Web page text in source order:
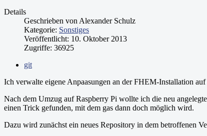
Details
Geschrieben von Alexander Schulz
Kategorie: Sonstiges
Veröffentlicht: 10. Oktober 2013
Zugriffe: 36925
git
Ich verwalte eigene Anpaasungen an der FHEM-Installation
Nach dem Umzug auf Raspberry Pi wollte ich die neu
einen Trick gefunden, mit dem gas dann doch möglich wird.
Dazu wird zunächst ein neues Repository in dem betroffenen